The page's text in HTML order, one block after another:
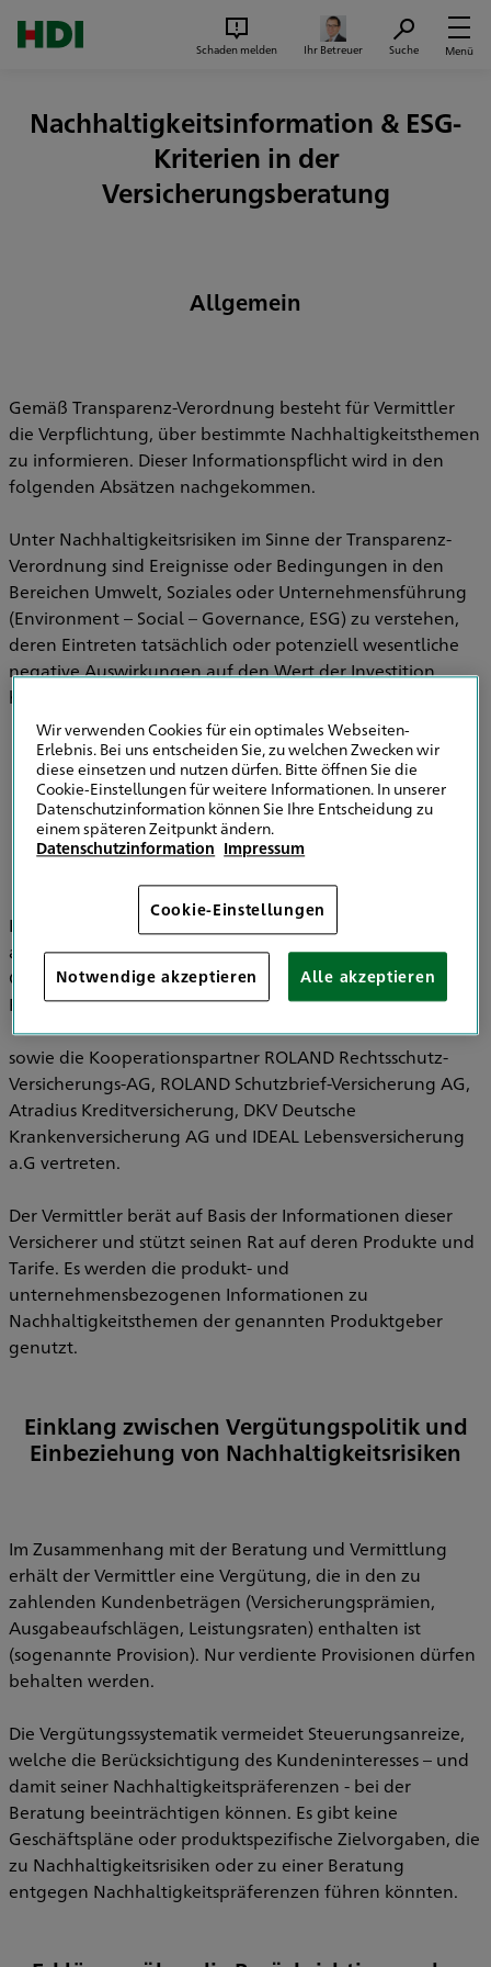
Schaden melden Ihr Betreuer Suche Menü
Nachhaltigkeitsinformation & ESG-
Kriterien in der
Versicherungsberatung
Allgemein
Gemäß Transparenz-Verordnung besteht für Vermittler
die Verpflichtung, über bestimmte Nachhaltigkeitsthemen
zu informieren. Dieser Informationspflicht wird in den
folgenden Absätzen nachgekommen.
Unter Nachhaltigkeitsrisiken im Sinne der Transparenz-
Verordnung sind Ereignisse oder Bedingungen in den
Bereichen Umwelt, Soziales oder Unternehmensführung
(Environment – Social – Governance, ESG) zu verstehen,
deren Eintreten tatsächlich oder potenziell wesentliche
negative Auswirkungen auf den Wert der Investition
haben können.
Informationen zu Strategien zur
Einbeziehung von Nachhaltigkeitsrisiken in
der Versicherungsberatung
Im Bereich der Versicherungsvermittlung werden
ausschließlich die HDI Versicherung AG, HDI Global SE, HDI
Global Specialty SE, HDI Lebensversicherung AG, HDI
Pensionsfonds AG, HDI Pensionskasse AG
sowie die Kooperationspartner ROLAND Rechtsschutz-
Versicherungs-AG, ROLAND Schutzbrief-Versicherung AG,
Atradius Kreditversicherung, DKV Deutsche
Krankenversicherung AG und IDEAL Lebensversicherung
a.G vertreten.
Der Vermittler berät auf Basis der Informationen dieser
Versicherer und stützt seinen Rat auf deren Produkte und
Tarife. Es werden die produkt- und
unternehmensbezogenen Informationen zu
Nachhaltigkeitsthemen der genannten Produktgeber
genutzt.
Einklang zwischen Vergütungspolitik und
Einbeziehung von Nachhaltigkeitsrisiken
Im Zusammenhang mit der Beratung und Vermittlung
erhält der Vermittler eine Vergütung, die in den zu
zahlenden Kundenbeträgen (Versicherungsprämien,
Ausgabeaufschlägen, Leistungsraten) enthalten ist
(sogenannte Provision). Nur verdiente Provisionen dürfen
behalten werden.
Die Vergütungssystematik vermeidet Steuerungsanreize,
welche die Berücksichtigung des Kundeninteresses – und
damit seiner Nachhaltigkeitspräferenzen - bei der
Beratung beeinträchtigen können. Es gibt keine
Geschäftspläne oder produktspezifische Zielvorgaben, die
zu Nachhaltigkeitsrisiken oder zu einer Beratung
entgegen Nachhaltigkeitspräferenzen führen könnten.
Wir verwenden Cookies für ein optimales Webseiten-
Erlebnis. Bei uns entscheiden Sie, zu welchen Zwecken wir
diese einsetzen und nutzen dürfen. Bitte öffnen Sie die
Cookie-Einstellungen für weitere Informationen. In unserer
Datenschutzinformation können Sie Ihre Entscheidung zu
einem späteren Zeitpunkt ändern.
Datenschutzinformation Impressum
Cookie-Einstellungen
Notwendige akzeptieren Alle akzeptieren